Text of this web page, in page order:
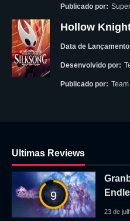
Publicado por:
Hollow
Data de
Desenvolvido por:
Publicado por:
Ultimas Reviews
9
23 de